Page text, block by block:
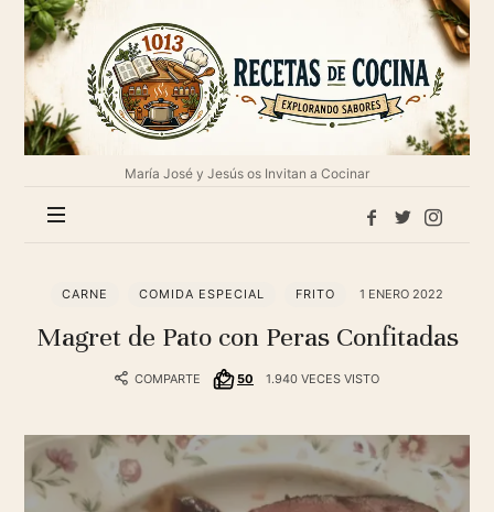
1013
Recetas
de
cocina
María José y Jesús os Invitan a Cocinar
CARNE COMIDA ESPECIAL FRITO 1 ENERO 2022
Magret de Pato con Peras Confitadas
COMPARTE 50 1.940 VECES VISTO